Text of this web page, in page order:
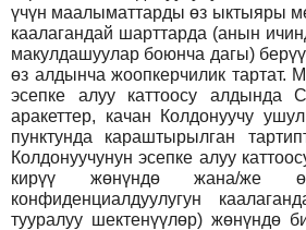
үчүн маалыматтарды өз ыктыяры
каалагандай шарттарда (анын
макулдашуулар боюнча дагы)
өз алдынча жоопкерчилик тартат.
эсепке алуу каттоосу алдында
аракеттер, качан Колдонуучу
пунктунда караштырылган
Колдонуучунун эсепке алуу
кирүү жөнүндө жана/же
конфиденциалдуулугун
тууралуу шектенүүлөр) жөнүндө